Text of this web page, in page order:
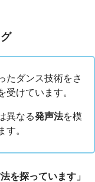
たダンス技術をさ
受けています。
異なる発声法を模
す。
を探っています」